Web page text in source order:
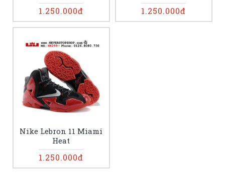
1.250.000đ 1.250.000đ
Nike Lebron 11 Miami
Heat
1.250.000đ